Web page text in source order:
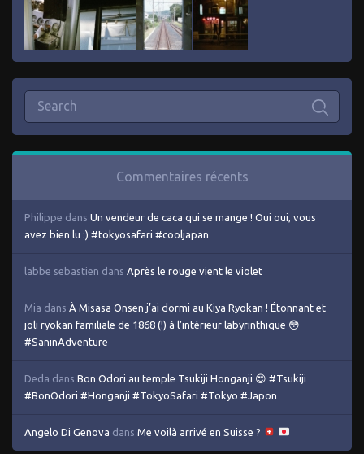
Commentaires récents
Philippe dans Un vendeur de caca qui se mange ! Oui oui, vous
avez bien lu :) #tokyosafari #cooljapan
labbe sebastien dans Après le rouge vient le violet
Mia dans À Misasa Onsen j’ai dormi au Kiya Ryokan ! Étonnant et
joli ryokan familiale de 1868 (!) à l’intérieur labyrinthique 😳
#SaninAdventure
Deda dans Bon Odori au temple Tsukiji Honganji 😍 #Tsukiji
#BonOdori #Honganji #TokyoSafari #Tokyo #Japon
Angelo Di Genova dans Me voilà arrivé en Suisse ?